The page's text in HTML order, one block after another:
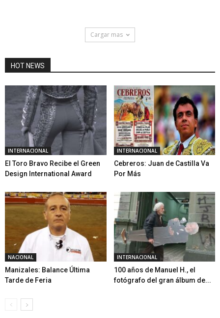
Cargar mas
HOT NEWS
INTERNACIONAL
El Toro Bravo Recibe el Green
Design International Award
INTERNACIONAL
Cebreros: Juan de Castilla Va
Por Más
NACIONAL
Manizales: Balance Última
Tarde de Feria
INTERNACIONAL
100 años de Manuel H., el
fotógrafo del gran álbum de...